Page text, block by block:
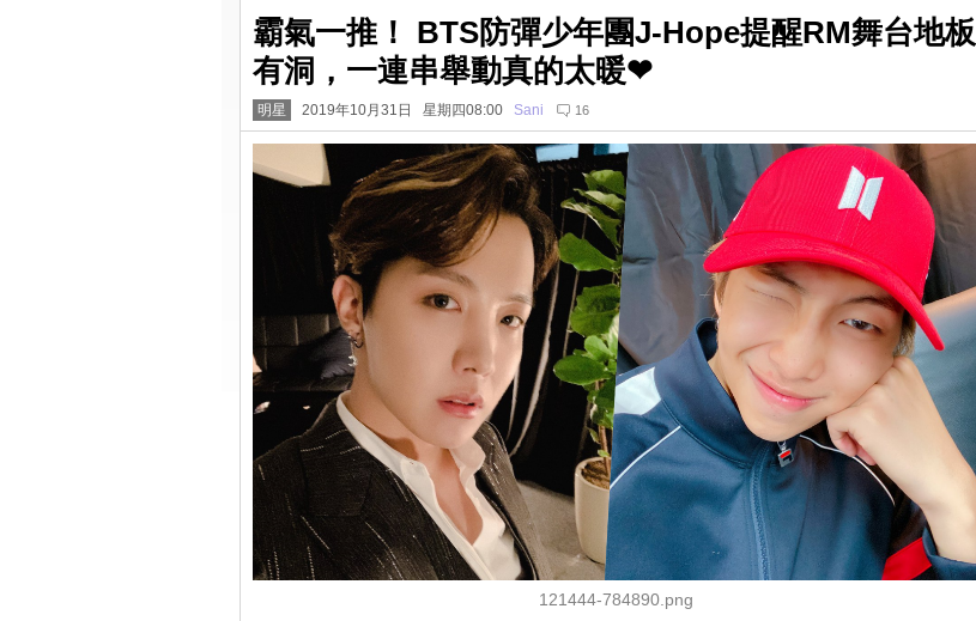
霸氣一推！ BTS防彈少年團J-Hope提醒RM舞台地板
有洞，一連串舉動真的太暖❤
明星 2019年10月31日 星期四08:00 Sani 16
121444-784890.png